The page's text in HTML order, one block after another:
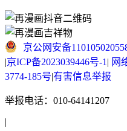
京公网安备
|京ICP备2023039446号-1 | 网
3774-185号|有害信息举报
举报电话：010-64141207
|